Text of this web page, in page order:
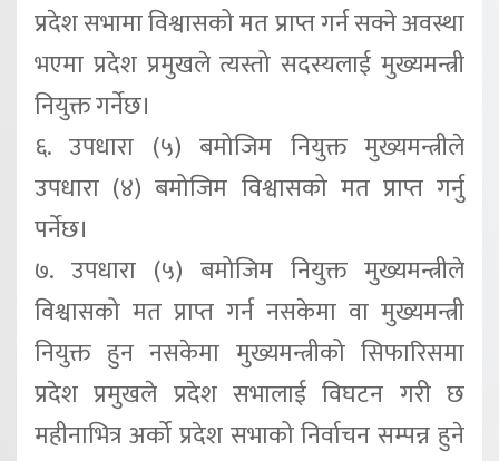
प्रदेश सभामा विश्वासको मत प्राप्त गर्न सक्ने अवस्था
भएमा प्रदेश प्रमुखले त्यस्तो सदस्यलाई मुख्यमन्त्री
नियुक्त गर्नेछ।
६. उपधारा (५) बमोजिम नियुक्त मुख्यमन्त्रीले
उपधारा (४) बमोजिम विश्वासको मत प्राप्त गर्नु
पर्नेछ।
७. उपधारा (५) बमोजिम नियुक्त मुख्यमन्त्रीले
विश्वासको मत प्राप्त गर्न नसकेमा वा मुख्यमन्त्री
नियुक्त हुन नसकेमा मुख्यमन्त्रीको सिफारिसमा
प्रदेश प्रमुखले प्रदेश सभालाई विघटन गरी छ
महीनाभित्र अर्को प्रदेश सभाको निर्वाचन सम्पन्न हुने